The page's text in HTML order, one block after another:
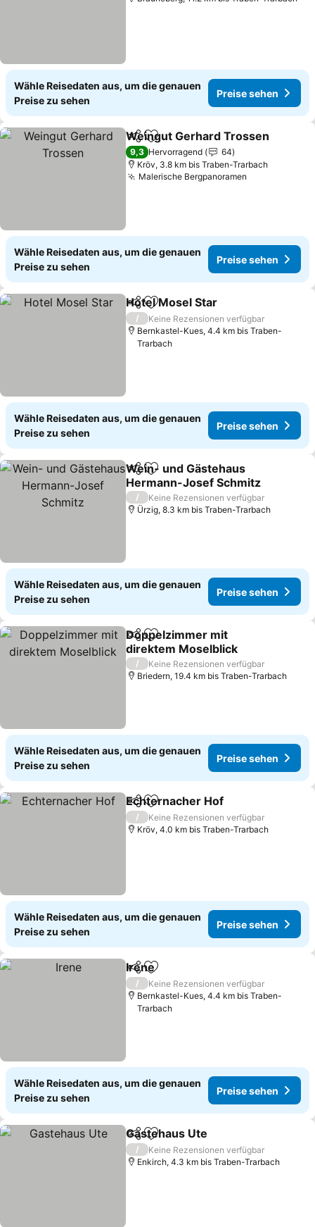
Wähle Reisedaten aus, um die genauen
Preise zu sehen
Preise sehen
TeilenZu Favoriten hinzufügen
Weingut Gerhard Trossen
9,3 Hervorragend
64
Kröv, 3.8 km bis Traben-Trarbach
Malerische Bergpanoramen
Wähle Reisedaten aus, um die genauen
Preise zu sehen
Preise sehen
TeilenZu Favoriten hinzufügen
Hotel Mosel Star
/
Keine Rezensionen verfügbar
Bernkastel-Kues, 4.4 km bis Traben-
Trarbach
Wähle Reisedaten aus, um die genauen
Preise zu sehen
Preise sehen
TeilenZu Favoriten hinzufügen
Wein- und Gästehaus
Hermann-Josef Schmitz
/
Keine Rezensionen verfügbar
Ürzig, 8.3 km bis Traben-Trarbach
Wähle Reisedaten aus, um die genauen
Preise zu sehen
Preise sehen
TeilenZu Favoriten hinzufügen
Doppelzimmer mit
direktem Moselblick
/
Keine Rezensionen verfügbar
Briedern, 19.4 km bis Traben-Trarbach
Wähle Reisedaten aus, um die genauen
Preise zu sehen
Preise sehen
TeilenZu Favoriten hinzufügen
Echternacher Hof
/
Keine Rezensionen verfügbar
Kröv, 4.0 km bis Traben-Trarbach
Wähle Reisedaten aus, um die genauen
Preise zu sehen
Preise sehen
TeilenZu Favoriten hinzufügen
Irene
/
Keine Rezensionen verfügbar
Bernkastel-Kues, 4.4 km bis Traben-
Trarbach
Wähle Reisedaten aus, um die genauen
Preise zu sehen
Preise sehen
TeilenZu Favoriten hinzufügen
Gastehaus Ute
/
Keine Rezensionen verfügbar
Enkirch, 4.3 km bis Traben-Trarbach